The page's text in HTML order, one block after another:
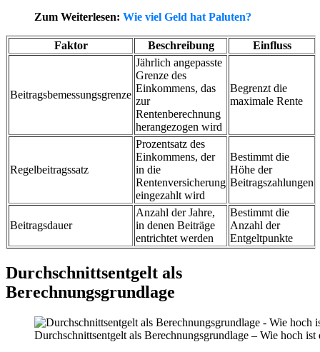
Zum Weiterlesen: Wie viel Geld hat Paluten?
Faktor Beschreibung Einfluss
Beitragsbemessungsgrenze
Jährlich angepasste
Grenze des
Einkommens, das
zur
Rentenberechnung
herangezogen wird
Begrenzt die
maximale Rente
Regelbeitragssatz
Prozentsatz des
Einkommens, der
in die
Rentenversicherung
eingezahlt wird
Bestimmt die
Höhe der
Beitragszahlungen
Beitragsdauer
Anzahl der Jahre,
in denen Beiträge
entrichtet werden
Bestimmt die
Anzahl der
Entgeltpunkte
Durchschnittsentgelt als
Berechnungsgrundlage
Durchschnittsentgelt als Berechnungsgrundlage – Wie hoch